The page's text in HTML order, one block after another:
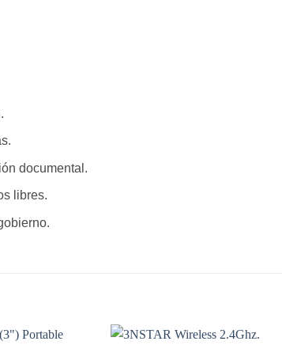
documental.
libres.